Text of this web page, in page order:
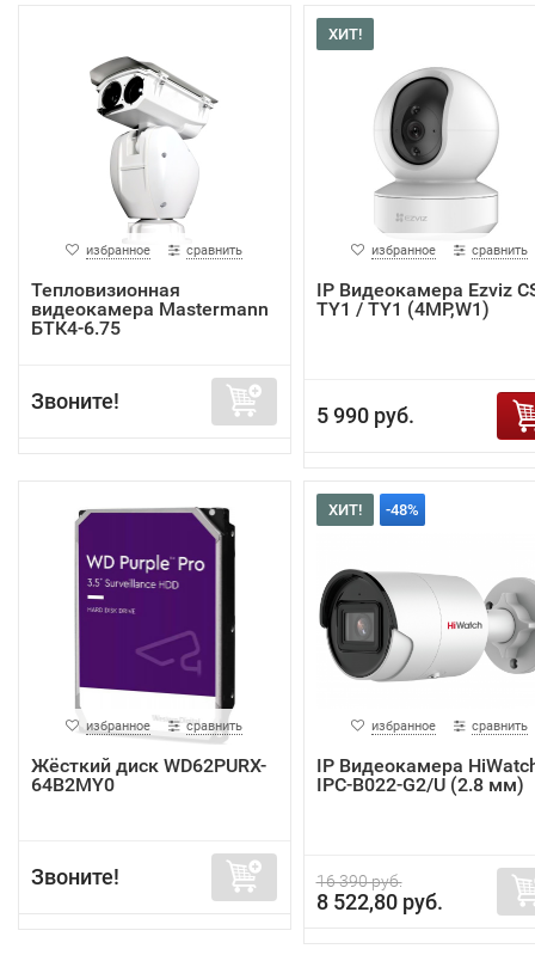
избранное сравнить
Тепловизионная
видеокамера Mastermann
БТК4-6.75
Звоните!
ХИТ!
избранное сравнить
IP Видеокамера Ezviz
TY1 / TY1 (4MP,W1)
5 990 руб.
избранное сравнить
Жёсткий диск WD62PURX-
64B2MY0
Звоните!
ХИТ! -48%
избранное сравнить
IP Видеокамера
IPC-B022-G2/U (2.8 мм)
16 390 руб.
8 522,80 руб.